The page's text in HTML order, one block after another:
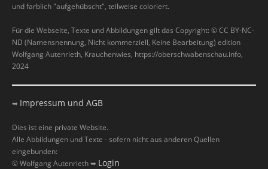
und farblich "aufgehübscht", teilweise coloriert.
Für die Webseite, Texte und Abbildungen gilt das Copyright: © CC BY-NC-
ND (Namensnennung, Nicht kommerziell, Keine Bearbeitung) edition
Wolfgang Autenrieth, Krauchenwies, https://oberschwabenschau.info,
2024
➥ Impressum und AGB
Dies ist eine private Website.
Alle Abbildungen und Texte - sofern nicht aus anderen Quellen
eingebunden:
© Wolfgang Autenrieth ➥ Login